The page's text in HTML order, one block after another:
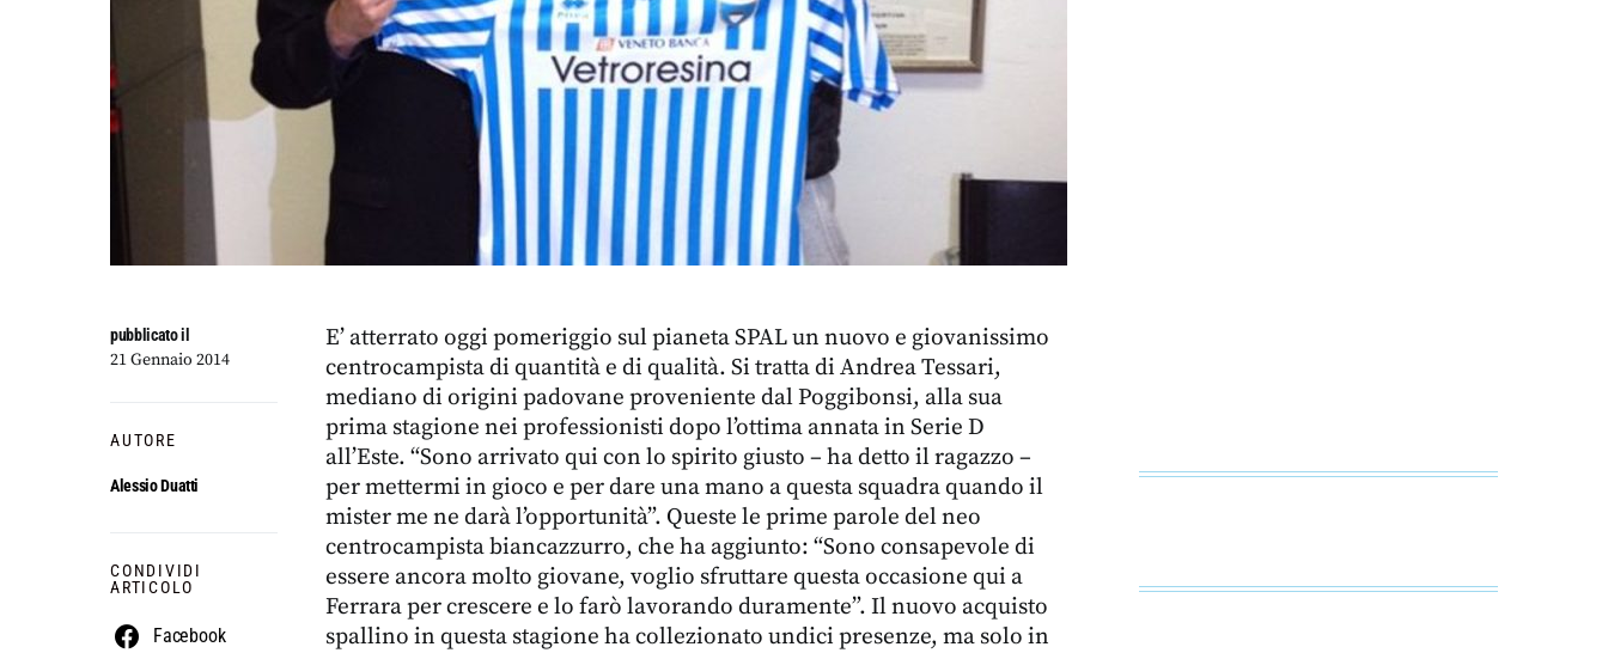
pubblicato il
21 Gennaio 2014
AUTORE
Alessio Duatti
CONDIVIDI
ARTICOLO
Facebook
E’ atterrato oggi pomeriggio sul pianeta SPAL un nuovo e giovanissimo
centrocampista di quantità e di qualità. Si tratta di Andrea Tessari,
mediano di origini padovane proveniente dal Poggibonsi, alla sua
prima stagione nei professionisti dopo l’ottima annata in Serie D
all’Este. “Sono arrivato qui con lo spirito giusto – ha detto il ragazzo –
per mettermi in gioco e per dare una mano a questa squadra quando il
mister me ne darà l’opportunità”. Queste le prime parole del neo
centrocampista biancazzurro, che ha aggiunto: “Sono consapevole di
essere ancora molto giovane, voglio sfruttare questa occasione qui a
Ferrara per crescere e lo farò lavorando duramente”. Il nuovo acquisto
spallino in questa stagione ha collezionato undici presenze, ma solo in